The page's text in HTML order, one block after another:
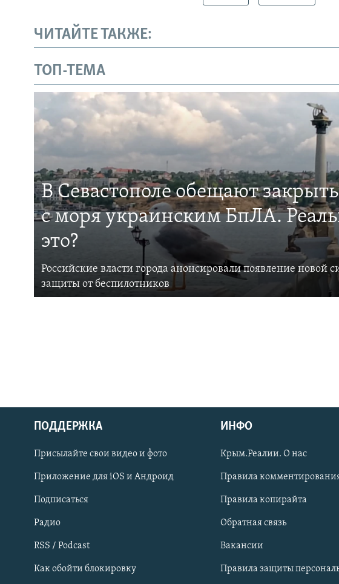
Українською
Qırımtatar
ПРИСОЕДИНЯЙТЕСЬ!
ЧИТАЙТЕ ТАКЖЕ:
ТОП-ТЕМА
В Севастополе обещают
с моря украинским БпЛА.
это?
Российские власти города анонсировали появление новой
защиты от беспилотников
ПОДДЕРЖКА
Присылайте свои видео и фото
Приложение для iOS и Андроид
Подписаться
Радио
RSS / Podcast
Как обойти блокировку
ИНФО
Крым.Реалии. О нас
Правила
Правила копирайта
Обратная связь
Вакансии
Правила защиты